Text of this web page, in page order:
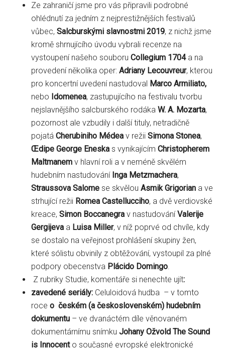
Ze zahraničí jsme pro vás připravili podrobné
ohlédnutí za jedním z nejprestižnějších festivalů
vůbec,Salcburskými slavnostmi 2019, z nichž jsme
kromě shrnujícího úvodu vybrali recenze na
vystoupení našeho souboruCollegium 1704a na
provedení několika oper:Adriany Lecouvreur, kterou
pro koncertní uvedení nastudoval Marco Armiliato,
nebo Idomenea, zastupujícího na festivalu tvorbu
nejslavnějšího salcburského rodákaW. A. Mozarta,
pozornost ale vzbudily i další tituly, netradičně
pojatáCherubiniho Médea v režiiSimona Stonea,
Œdipe George Eneska s vynikajícímChristopherem
Maltmanem v hlavní roli a v neméně skvělém
hudebním nastudování Inga Metzmachera,
Straussova Salome se skvělouAsmik Grigorian a ve
strhující režii Romea Castellucciho, a dvě verdiovské
kreace,Simon Boccanegra v nastudováníValerije
Gergijeva a Luisa Miller, v níž poprvé od chvíle, kdy
se dostalo na veřejnost prohlášení skupiny žen,
které sólistu obvinily z obtěžování, vystoupil za plné
podpory obecenstva Plácido Domingo.
Z rubriky Studie, komentáře si nenechte ujít:
zavedené seriály: Celuloidová hudba – v tomto
roceo českém (a československém) hudebním
dokumentu – ve dvanáctém díle věnovaném
dokumentárnímu snímkuJohany Ožvold The Sound
is Innocento současné evropské elektronické